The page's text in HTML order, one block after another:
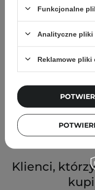
WYBÓR KOSMETOLOGA
Anua - Heartleaf 70
Maska w
Klienci,
Funkcjonalne
Analityczne pliki
Reklamowe pliki